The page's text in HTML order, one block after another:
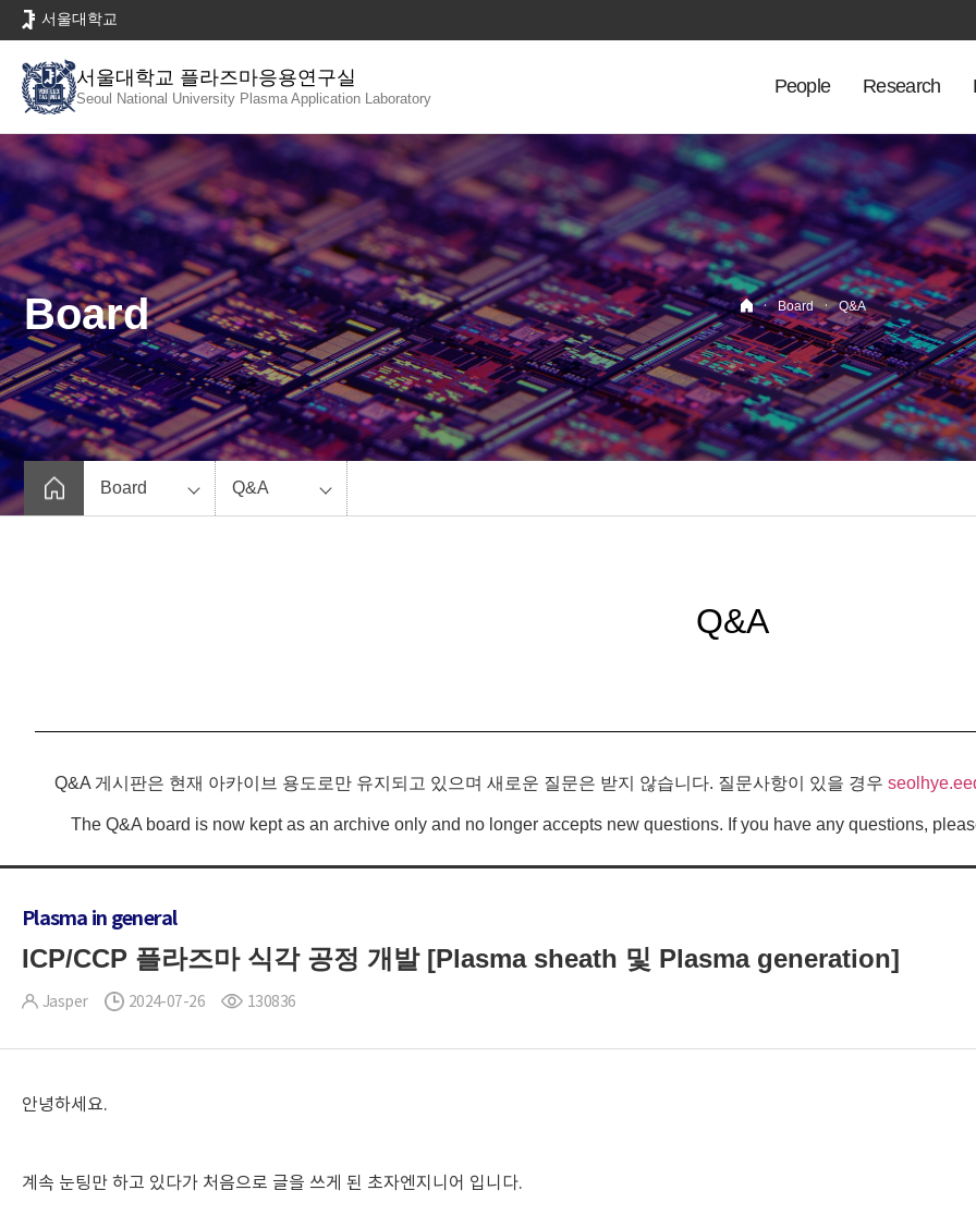
로
뉴
서울대학교
서울대학교 플라즈마응용연구실
Seoul National University Plasma Application Laboratory
People Research
Board · Board · Q&A
Board Q&A
Q&A
Q&A 게시판은 현재 아카이브 용도로만 유지되고 있으며 새로운 질문은 받지 않습니다. 질문사항이 있을 경우
The Q&A board is now kept as an archive only and no longer accepts new questions. If you have any questions,
Plasma in general
ICP/CCP 플라즈마 식각 공정 개발 [Plasma sheath 및 Plasma generation]
Jasper 2024-07-26 130836
안녕하세요.
계속 눈팅만 하고 있다가 처음으로 글을 쓰게 된 초자엔지니어 입니다.